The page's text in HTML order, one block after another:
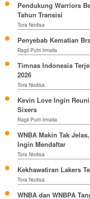
Pendukung Warriors
Tahun Transisi
Tora Nodisa
Penyebab Kematian
Ragil Putri Irmalia
Timnas Indonesia
2026
Tora Nodisa
Kevin Love Ingin
Sixers
Ragil Putri Irmalia
WNBA Makin Tak
Ingin Mendaftar
Tora Nodisa
Kekhawatiran Lakers
Tora Nodisa
WNBA dan WNBPA